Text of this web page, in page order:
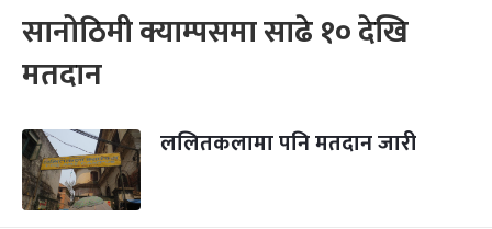
सानोठिमी क्याम्पसमा साढे १० देखि
मतदान
ललितकलामा पनि मतदान जारी